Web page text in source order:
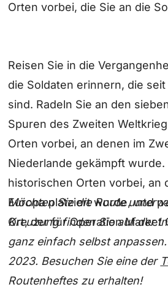
Orten vorbei, die Sie an die
Reisen Sie in die
die Soldaten erinnern, die
sind. Radeln Sie an den
Spuren des Zweiten
Orten vorbei, an denen im
Niederlande gekämpft
historischen Orten vorbei, an
Europa platziert wurde, und
Ort, der für Operation Market
Möchten Sie die Route
Kreuzung finden Sie auf der
ganz einfach selbst
2023. Besuchen Sie eine der
Routenheftes zu erhalten!